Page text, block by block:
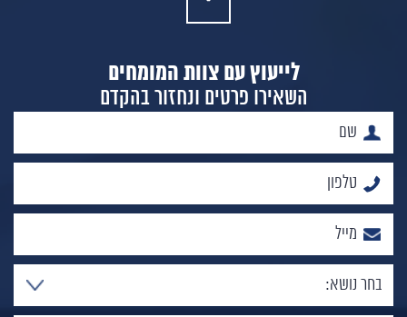
לייעוץ עם צוות המומחים
השאירו פרטים ונחזור בהקדם